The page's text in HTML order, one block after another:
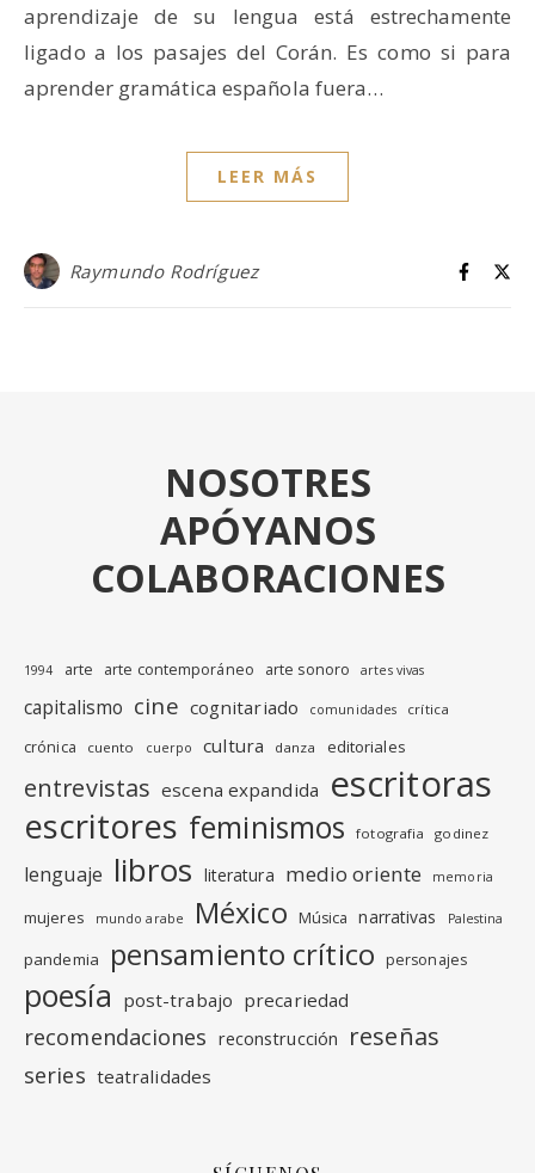
aprendizaje de su lengua está estrechamente
ligado a los pasajes del Corán. Es como si para
aprender gramática española fuera…
LEER MÁS
Raymundo Rodríguez
NOSOTRES
APÓYANOS
COLABORACIONES
1994 arte arte contemporáneo arte sonoro artes vivas
capitalismo cine cognitariado comunidades crítica
crónica cuento cuerpo cultura danza editoriales
entrevistas escena expandida escritoras
escritores feminismos fotografia godinez
lenguaje libros literatura medio oriente memoria
mujeres mundo arabe México Música narrativas Palestina
pandemia pensamiento crítico personajes
poesía post-trabajo precariedad
recomendaciones reconstrucción reseñas
series teatralidades